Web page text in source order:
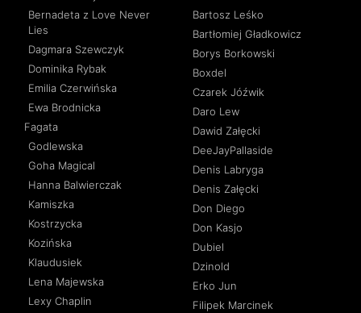
Bernadeta z Love Never
Lies
Dagmara Szewczyk
Dominika Rybak
Emilia Czerwińska
Ewa Brodnicka
Fagata
Godlewska
Goha Magical
Hanna Balwierczak
Kamiszka
Kostrzycka
Kozińska
Klaudusiek
Lena Majewska
Lexy Chaplin
Bartosz Leśko
Bartłomiej Gładkowicz
Borys Borkowski
Boxdel
Czarek Jóźwik
Daro Lew
Dawid Załęcki
DeeJayPallaside
Denis Labryga
Denis Załęcki
Don Diego
Don Kasjo
Dubiel
Dzinold
Erko Jun
Filipek Marcinek